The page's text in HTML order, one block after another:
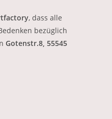
, dass alle
bezüglich
Gotenstr.8, 55545